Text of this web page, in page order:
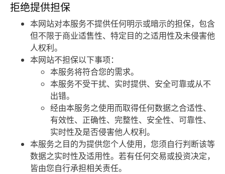
拒绝提供担保
本网站对本服务不提供任何明示或暗示的担保，包含
但不限于商业适售性、特定目的之适用性及未侵害他
人权利。
本网站不担保以下事项：
本服务将符合您的需求。
本服务不受干扰、实时提供、安全可靠或从不
出错。
经由本服务之使用而取得任何数据之合适性、
有效性、正确性、完整性、安全性、可靠性、
实时性及是否侵害他人权利。
本服务之目的为提供您个人使用，您须自行判断该等
数据之实时性及适用性。若有任何交易或投资决定，
皆由您自行承担相关责任。